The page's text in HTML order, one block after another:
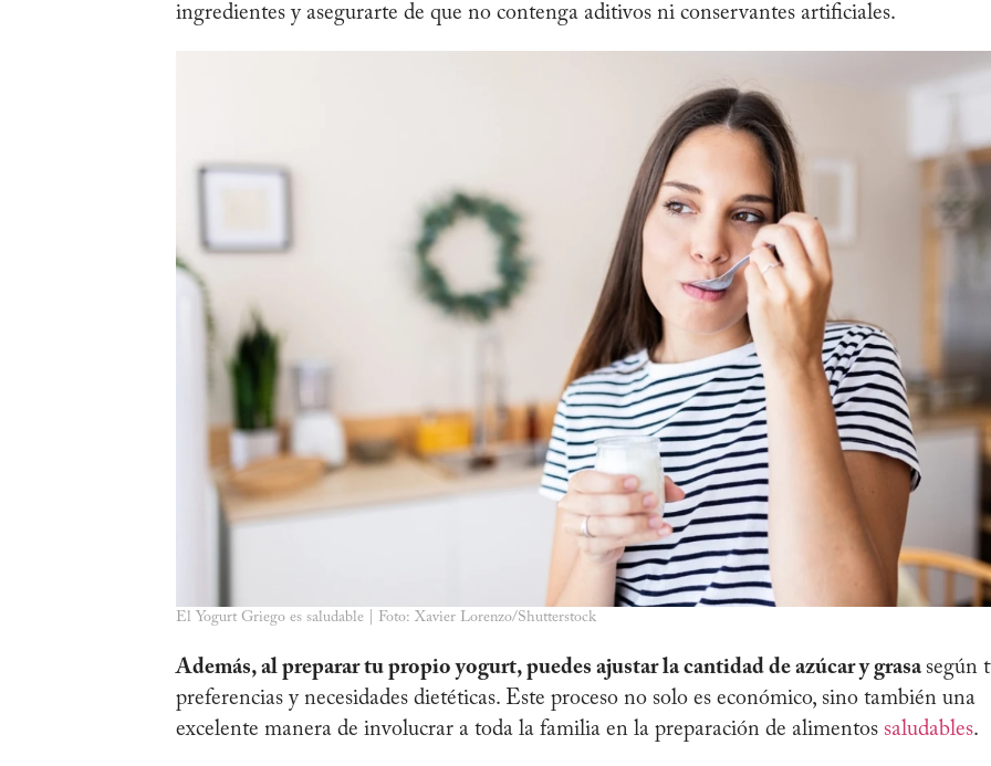
ingredientes y asegurarte de que no contenga aditivos ni conservantes artificiales.
El Yogurt Griego es saludable | Foto: Xavier Lorenzo/Shutterstock
Además, al preparar tu propio yogurt, puedes ajustar la cantidad de azúcar y grasa según
preferencias y necesidades dietéticas. Este proceso no solo es económico, sino también una
excelente manera de involucrar a toda la familia en la preparación de alimentos saludables.